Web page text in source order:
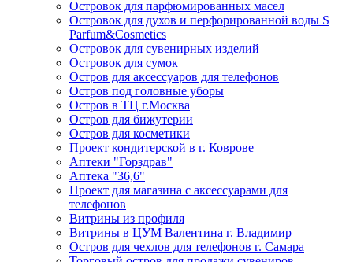
Островок для парфюмированных масел
Островок для духов и перфорированной воды S
Parfum&Cosmetics
Островок для сувенирных изделий
Островок для сумок
Остров для аксессуаров для телефонов
Остров под головные уборы
Остров в ТЦ г.Москва
Остров для бижутерии
Остров для косметики
Проект кондитерской в г. Коврове
Аптеки "Горздрав"
Аптека "36,6"
Проект для магазина с аксессуарами для
телефонов
Витрины из профиля
Витрины в ЦУМ Валентина г. Владимир
Остров для чехлов для телефонов г. Самара